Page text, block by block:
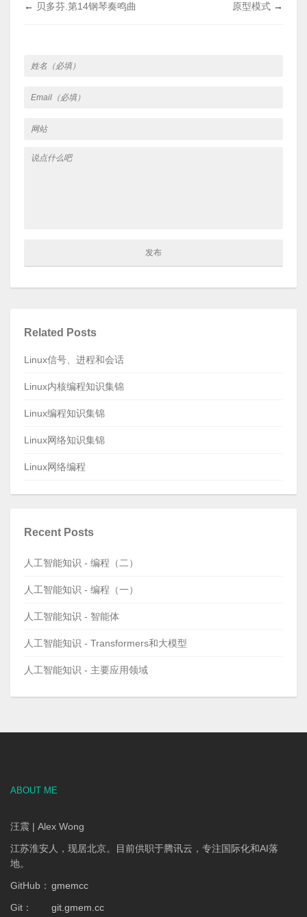
← 贝多芬.第14钢琴奏鸣曲 原型模式 →
Related Posts
Linux信号、进程和会话
Linux内核编程知识集锦
Linux编程知识集锦
Linux网络知识集锦
Linux网络编程
Recent Posts
人工智能知识 - 编程（二）
人工智能知识 - 编程（一）
人工智能知识 - 智能体
人工智能知识 - Transformers和大模型
人工智能知识 - 主要应用领域
ABOUT ME
汪震 | Alex Wong
江苏淮安人，现居北京。目前供职于腾讯云，专注国际化和AI落
地。
GitHub： gmemcc
Git：
git.gmem.cc